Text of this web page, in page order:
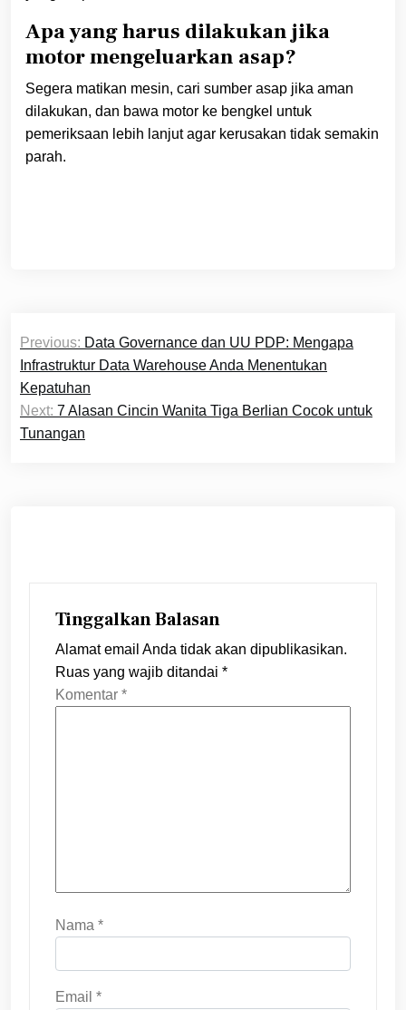
Apa yang harus dilakukan jika
motor mengeluarkan asap?
Segera matikan mesin, cari sumber asap jika aman
dilakukan, dan bawa motor ke bengkel untuk
pemeriksaan lebih lanjut agar kerusakan tidak semakin
parah.
Navigasi
pos
Previous: Data Governance dan UU PDP: Mengapa
Infrastruktur Data Warehouse Anda Menentukan
Kepatuhan
Next: 7 Alasan Cincin Wanita Tiga Berlian Cocok untuk
Tunangan
Tinggalkan Balasan
Alamat email Anda tidak akan dipublikasikan.
Ruas yang wajib ditandai *
Komentar *
Nama *
Email *